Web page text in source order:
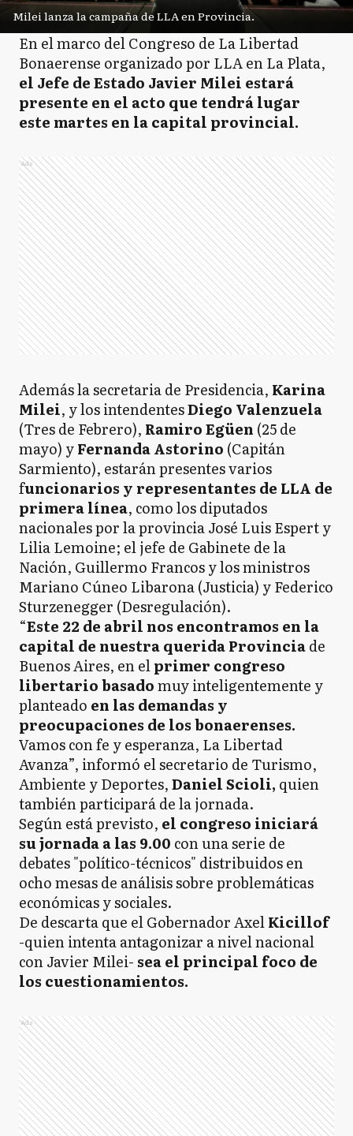
Milei lanza la campaña de LLA en Provincia.
En el marco del Congreso de La Libertad
Bonaerense organizado por LLA en La Plata,
el Jefe de Estado Javier Milei estará
presente en el acto que tendrá lugar
este martes en la capital provincial.
Ads
Además la secretaria de Presidencia, Karina
Milei, y los intendentesDiego Valenzuela
(Tres de Febrero), Ramiro Egüen (25 de
mayo) yFernanda Astorino (Capitán
Sarmiento), estarán presentes varios
funcionarios y representantes de LLA de
primera línea, como los diputados
nacionales por la provincia José Luis Espert y
Lilia Lemoine; el jefe de Gabinete de la
Nación, Guillermo Francos y los ministros
Mariano Cúneo Libarona (Justicia) y Federico
Sturzenegger (Desregulación).
“Este 22 de abril nos encontramos en la
capital de nuestra querida Provinciade
Buenos Aires, en elprimer congreso
libertario basadomuy inteligentemente y
planteado en las demandas y
preocupaciones de los bonaerenses.
Vamos con fe y esperanza, La Libertad
Avanza”, informó el secretario de Turismo,
Ambiente y Deportes,Daniel Scioli, quien
también participará de la jornada.
Según está previsto, el congreso iniciará
su jornada a las 9.00 con una serie de
debates "político-técnicos" distribuidos en
ocho mesas de análisis sobre problemáticas
económicas y sociales.
De descarta que el Gobernador AxelKicillof
-quien intenta antagonizar a nivel nacional
con Javier Milei- sea el principal foco de
los cuestionamientos.
Ads